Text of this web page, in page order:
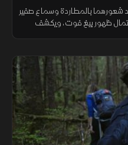
شعورهما بالمطاردة وسماع صفير
ظهور بيغ فوت، ويكشف